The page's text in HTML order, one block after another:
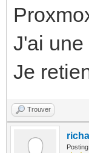
J'ai une
Je
Trouver